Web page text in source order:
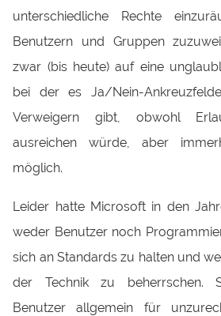
unterschiedliche Rechte
Benutzern und Gruppen
zwar (bis heute) auf eine
bei der es Ja/Nein-
Verweigern gibt, obwohl
ausreichen würde, aber
möglich.
Leider hatte Microsoft in den
weder Benutzer noch
sich an Standards zu halten und
der Technik zu beherrschen.
Benutzer allgemein für